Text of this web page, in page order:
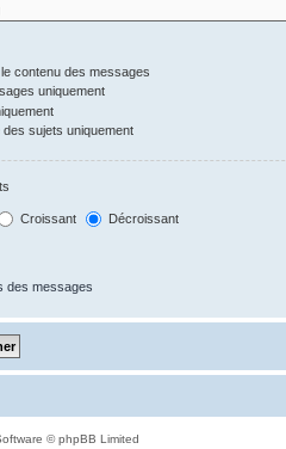
contenu des messages
uniquement
sujets uniquement
Croissant Décroissant
des messages
© phpBB Limited